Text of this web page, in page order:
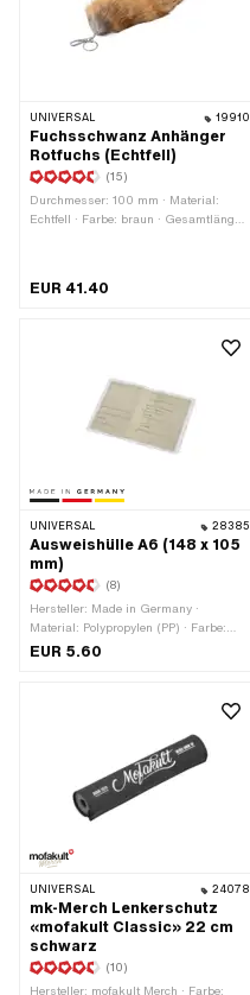
UNIVERSAL 19910
Fuchsschwanz Anhänger
Rotfuchs (Echtfell)
(15)
Durchmesser: 100 mm · Material:
Echtfell · Farbe: braun · Gesamtlänge:
EUR 41.40
UNIVERSAL 28385
Ausweishülle A6 (148 x 105
mm)
(8)
Hersteller: Made in Germany ·
Material: Polypropylen (PP) · Farbe:
transparent · Gesamtlänge: 105 mm ·
EUR 5.60
UNIVERSAL 24078
mk-Merch Lenkerschutz
«mofakult Classic» 22 cm
schwarz
(10)
Hersteller: mofakult Merch · Farbe: